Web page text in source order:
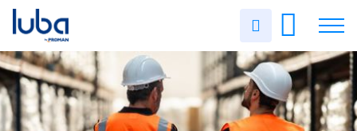
Uren
Vacatures
Over ons